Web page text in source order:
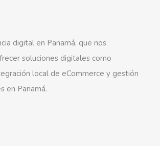
digital en Panamá, que nos
soluciones digitales como
local de eCommerce y gestión
en Panamá.